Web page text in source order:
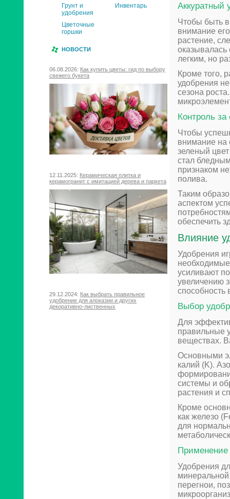
Грунт и
удобрения
Инвентарь
Цветочные
горшки
НОВОСТИ
06.08.2026: Как купить цветы: гид по выбору
свежего букета
12.11.2025: Керамическая плитка и
керамогранит с имитацией дерева и паркета
29.12.2024: Как выбрать правильное
удобрение для алоказии и других
декоративно-лиственных
Аккуратный
Чтобы быть
внимание
растение,
оказывалась
легким, но
Кроме того,
удобрения
сезона
Контроль за
Чтобы
внимание на
зеленый
стал
признаком
полива.
Таким
аспектом
обеспечить
Влияние
Удобрения
усиливают
увеличению
способность
Выбор
Для
правильные
веществах.
Основными
калий (K).
системы и
растения и
Кроме
как железо
для
Удобрения
минеральной
перегнои,